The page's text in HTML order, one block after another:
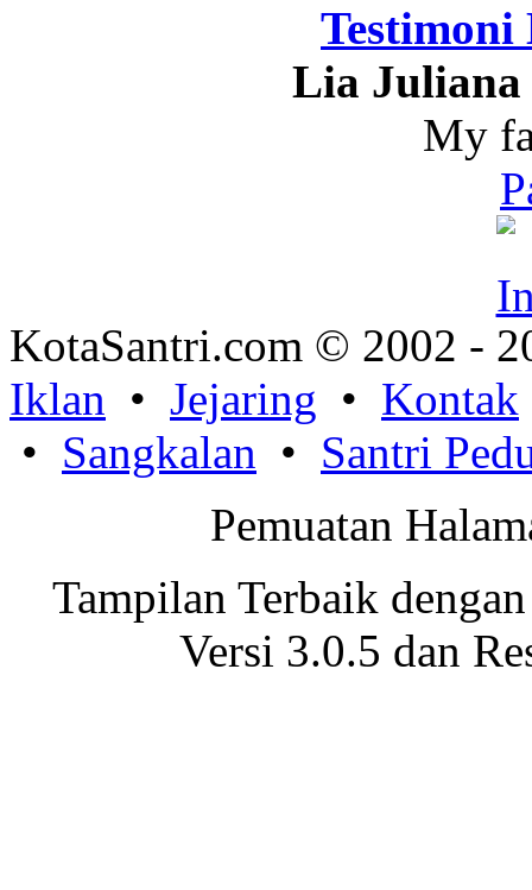
Lia Juliana
My
KotaSantri.com © 2002 -
Iklan • Jejaring • Kontak
• Sangkalan • Santri
Pemuatan
Tampilan Terbaik
Versi 3.0.5 dan